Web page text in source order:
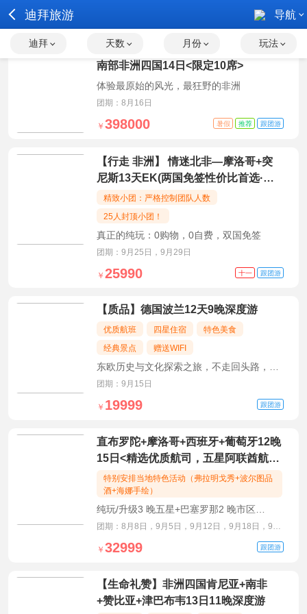
迪拜旅游 导航
【高端产品】【环游世界】深度探索
南部非洲四国14日<限定10席>
体验最原始的风光，最狂野的非洲
团期：8月16日
暑假 推荐 跟团游
￥ 398000
【行走 非洲】 情迷北非—摩洛哥+突
尼斯13天EK(两国免签性价比首选·纯
玩全包·3晚升5星·上帝调色盘&撒哈拉
&绿洲&地中海)
精致小团：严格控制团队人数
25人封顶小团！
真正的纯玩：0购物，0自费，双国免签
团期：9月25日，9月29日
十一 跟团游
￥ 25990
【质品】德国波兰12天9晚深度游
优质航班 四星住宿
特色美食
经典景点
赠送WIFI
东欧历史与文化探索之旅，不走回头路，全
程四星住宿
团期：9月15日
跟团游
￥ 19999
直布罗陀+摩洛哥+西班牙+葡萄牙12晚
15日<精选优质航司，五星阿联酋航
空，体验外航品质服务升级一段马德
里-巴塞罗那AVE高铁，节约1天拉
车，更多游览时间>
特别安排当地特色活动（弗拉明戈秀+波尔图品
酒+海娜手绘）
纯玩/升级3 晚五星+巴塞罗那2 晚市区
+Booking8 分/AVE 高铁/升级8 菜+6 大特色
餐/赠送WIFI
团期：8月8日，9月5日，9月12日，9月18日，9月
21日，9月23日
跟团游
￥ 32999
【生命礼赞】非洲四国肯尼亚+南非
+赞比亚+津巴布韦13日11晚深度游
迪拜 天数 月份 玩法